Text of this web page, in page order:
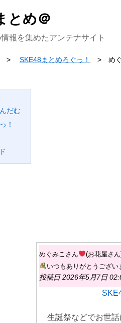
とめ＠
報を集めたアンテナサイト
SKE48まとめろぐっ！ め
だむ
！
めぐみこさん
(お花屋さ
いつもありがとうござい
投稿日 2026年5月7日
生誕祭などでお世話